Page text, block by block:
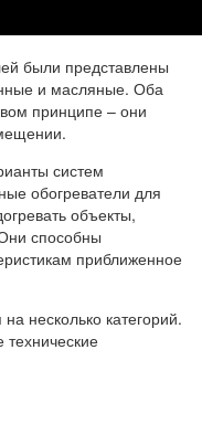
были представлены
и масляные. Оба
принципе – они
систем
обогреватели для
объекты,
способны
приближенное
несколько категорий.